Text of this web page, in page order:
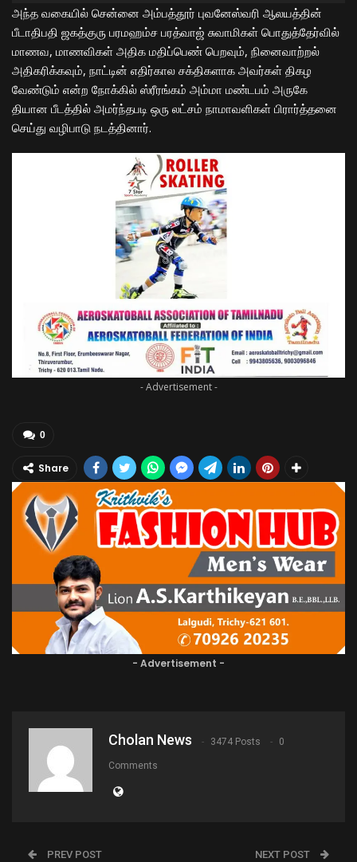
அந்த வகையில் சென்னை அம்பத்தூர் புவனேஸ்வரி ஆலயத்தின்
பீடாதிபதி ஜகத்குரு பரமஹம்ச பரத்வாஜ் சுவாமிகள் பொதுத்தேர்வில்
மாணவ, மாணவிகள் அதிக மதிப்பெண் பெறவும், நினைவாற்றல்
அதிகரிக்கவும், நாட்டின் எதிர்கால சக்திகளாக அவர்கள் திகழ
வேண்டும் என்ற நோக்கில் ஸ்ரீரங்கம் அம்மா மண்டபம் அருகே
தியான பீடத்தில் அமர்ந்தபடி ஒரு லட்சம் நாமாவளிகள் பிரார்த்தனை
செய்து வழிபாடு நடத்தினார்.
- Advertisement -
0
Share
- Advertisement -
Cholan News 3474 Posts 0
Comments
PREV POST NEXT POST